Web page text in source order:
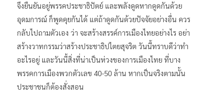
จึงยืนยันอยู่พรรคประชาธิปัตย์​ และพลังดูดหากดูดกันด้วย
อุดมการณ์ ก็พูดคุยกันได้ แต่ถ้าดูดกันด้วยปัจจัยอย่างอื่น​ ควร
กลับไปถามตัวเอง​ ว่า​ จะสร้างสรรค์การเมืองไทยอย่างไร​ อย่า
สร้างวาทกรรมว่าสร้างประชาธิปไตยสุจริต​ วันนี้ทราบดีว่าทำ
อะไรอยู่​ และวันนี้สิ่งที่น่าเป็นห่วงของการเมืองไทย​ ที่บาง
พรรคการเมืองพวกตัวเลข 40-50 ล้าน หากเป็นจริงตามนั้น​
ประชาชนก็ต้องสั่งสอน